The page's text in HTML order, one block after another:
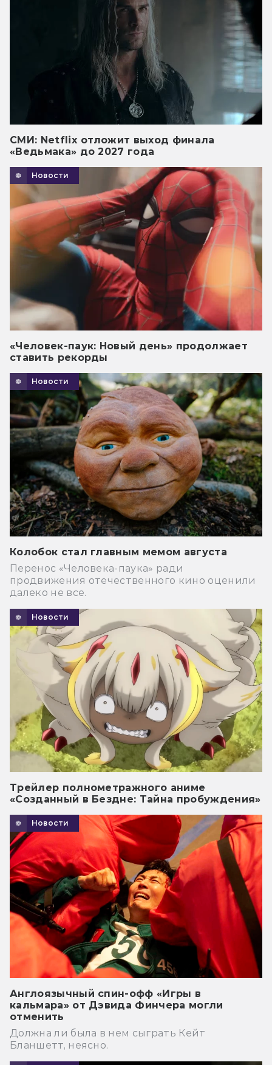
СМИ: Netflix отложит выход финала
«Ведьмака» до 2027 года
Новости
«Человек-паук: Новый день» продолжает
ставить рекорды
Новости
Колобок стал главным мемом августа
Перенос «Человека-паука» ради
продвижения отечественного кино оценили
далеко не все.
Новости
Трейлер полнометражного аниме
«Созданный в Бездне: Тайна пробуждения»
Новости
Англоязычный спин-офф «Игры в
кальмара» от Дэвида Финчера могли
отменить
Должна ли была в нем сыграть Кейт
Бланшетт, неясно.